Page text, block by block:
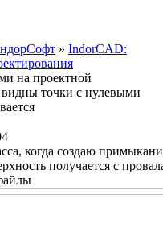
» IndorCAD:
на проектной
точки с нулевыми
когда создаю
получается с